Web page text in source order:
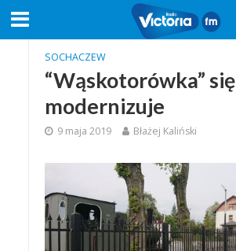
SOCHACZEW
“Wąskotorówka” się
modernizuje
9 maja 2019 Błażej Kaliński